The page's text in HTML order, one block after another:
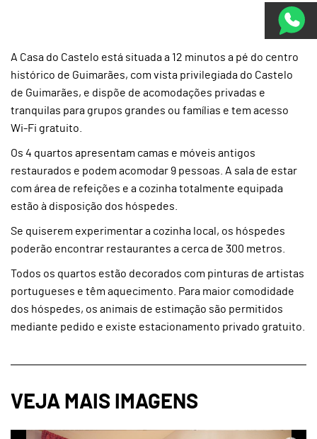
A Casa do Castelo está situada a 12 minutos a pé do centro
histórico de Guimarães, com vista privilegiada do Castelo
de Guimarães, e dispõe de acomodações privadas e
tranquilas para grupos grandes ou famílias e tem acesso
Wi-Fi gratuito.
Os 4 quartos apresentam camas e móveis antigos
restaurados e podem acomodar 9 pessoas. A sala de estar
com área de refeições e a cozinha totalmente equipada
estão à disposição dos hóspedes.
Se quiserem experimentar a cozinha local, os hóspedes
poderão encontrar restaurantes a cerca de 300 metros.
Todos os quartos estão decorados com pinturas de artistas
portugueses e têm aquecimento. Para maior comodidade
dos hóspedes, os animais de estimação são permitidos
mediante pedido e existe estacionamento privado gratuito.